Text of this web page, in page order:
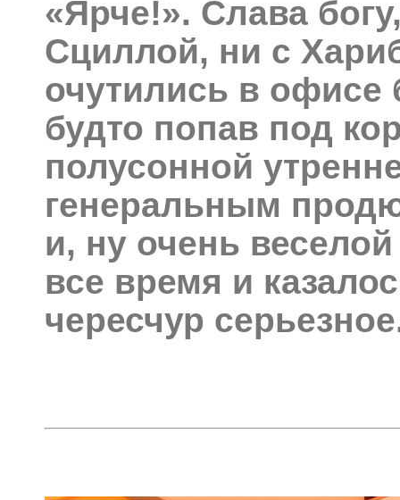
«Ярче!». Слава
Сциллой, ни с
очутились в офисе
будто попав под
полусонной
генеральным
и, ну очень
все время и
чересчур